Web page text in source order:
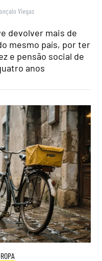
Viegas
devolver mais de
mesmo país, por ter
e pensão social de
anos